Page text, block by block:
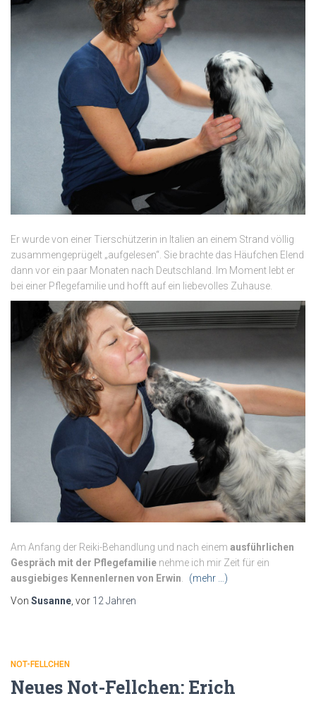
Er wurde von einer Tierschützerin in Italien an einem Strand völlig
zusammengeprügelt „aufgelesen“. Sie brachte das Häufchen Elend
dann vor ein paar Monaten nach Deutschland. Im Moment lebt er
bei einer Pflegefamilie und hofft auf ein liebevolles Zuhause.
Am Anfang der Reiki-Behandlung und nach einem ausführlichen
Gespräch mit der Pflegefamilie nehme ich mir Zeit für ein
ausgiebiges Kennenlernen von Erwin
(mehr …)
Von Susanne , vor 12 Jahren
NOT-FELLCHEN
Neues Not-Fellchen: Erich